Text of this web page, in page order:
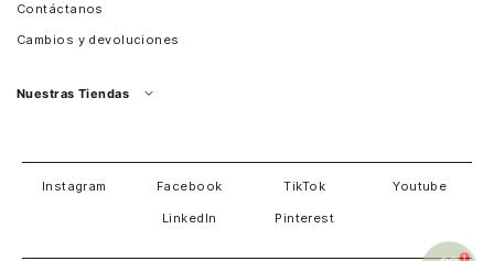
Contáctanos
Cambios y devoluciones
Costa Rica
Nuestras Tiendas
Instagram
Facebook TikTok Youtube
LinkedIn Pinterest